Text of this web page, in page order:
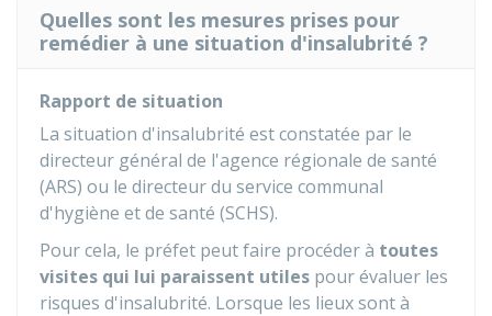
Quelles sont les mesures prises pour
remédier à une situation d'insalubrité ?
Rapport de situation
La situation d'insalubrité est constatée par le
directeur général de l'agence régionale de santé
(ARS) ou le directeur du service communal
d'hygiène et de santé (SCHS).
Pour cela, le préfet peut faire procéder à toutes
visites qui lui paraissent utiles pour évaluer les
risques d'insalubrité. Lorsque les lieux sont à